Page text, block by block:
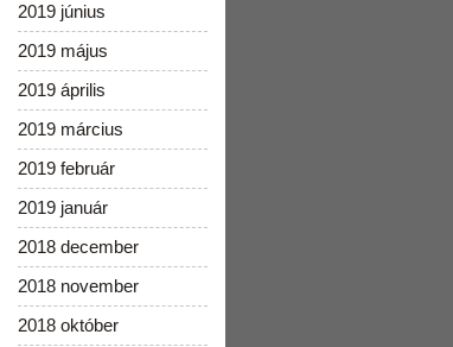
2019 június
2019 május
2019 április
2019 március
2019 február
2019 január
2018 december
2018 november
2018 október